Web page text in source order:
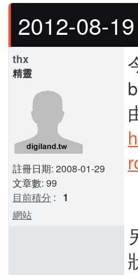
2012-08-
thx
精靈
註冊日期: 2008-01-29
文章數: 99
目前積分 : 1
網站